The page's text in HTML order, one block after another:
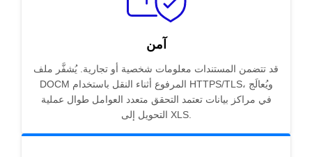
آمن
قد تتضمن المستندات معلومات شخصية أو تجارية. يُشفَّر ملف
DOCM المرفوع أثناء النقل باستخدام HTTPS/TLS، ويُعالَج
في مراكز بيانات تعتمد التحقق متعدد العوامل طوال عملية
التحويل إلى XLS.